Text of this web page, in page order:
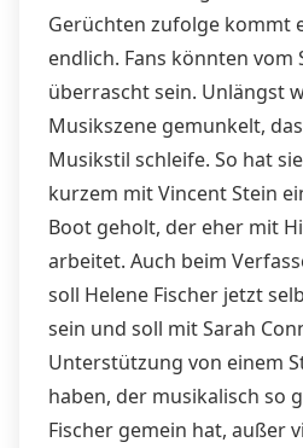
Gerüchten zufolge kommt
endlich. Fans könnten vom
überrascht sein. Unlängst
Musikszene gemunkelt,
Musikstil schleife. So hat
kurzem mit Vincent Stein
Boot geholt, der eher mit
arbeitet. Auch beim
soll Helene Fischer jetzt
sein und soll mit Sarah
Unterstützung von einem
haben, der musikalisch so
Fischer gemein hat, außer